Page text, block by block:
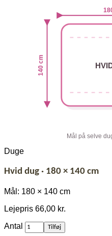
140 cm
Mål på selve
Duge
Hvid dug · 180 × 140 cm
Mål: 180 × 140 cm
Lejepris 66,00 kr.
Antal
af
Tilføj